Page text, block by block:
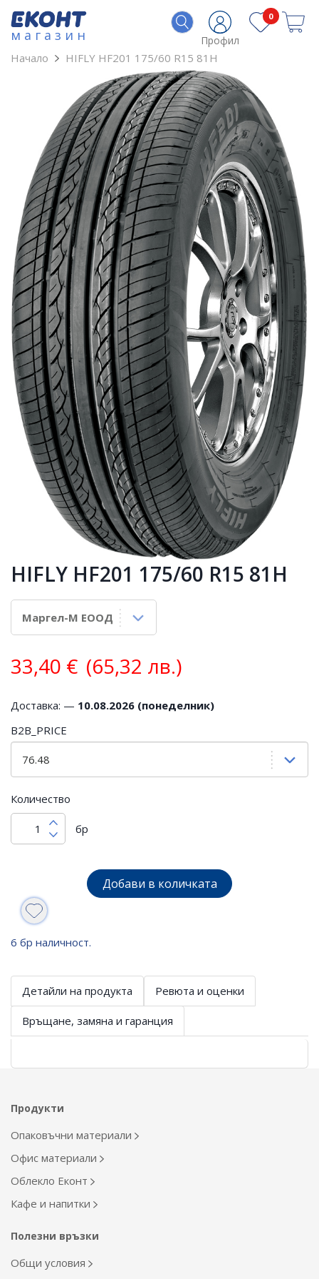
магазин Профил
0
Начало HIFLY HF201 175/60 R15 81H
HIFLY HF201 175/60 R15 81H
33,40 € (65,32 лв.)
Доставка: — 10.08.2026 (понеделник)
B2B_PRICE
Количество
бр
Добави в количката
6 бр наличност.
Детайли на продукта Ревюта и оценки
Връщане, замяна и гаранция
Продукти
Опаковъчни материали
Офис материали
Облекло Еконт
Кафе и напитки
Полезни връзки
Общи условия